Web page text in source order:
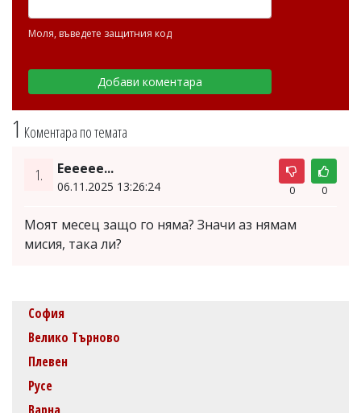
1 Коментара по темата
1. Ееееее...
06.11.2025 13:26:24 0 0
Моят месец защо го няма? Значи аз нямам
мисия, така ли?
Моля, въведете защитния код
София
Велико Търново
Плевен
Русе